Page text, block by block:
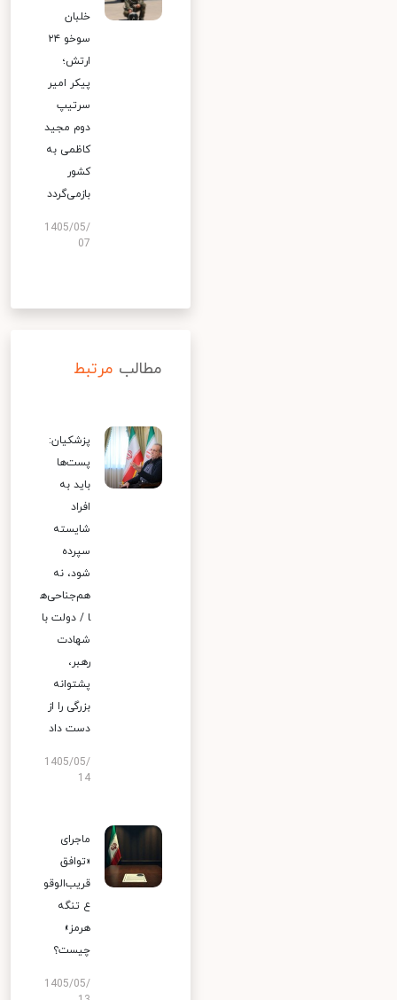
خلبان
سوخو ۲۴
ارتش؛
پیکر امیر
سرتیپ
دوم مجید
کاظمی به
کشور
بازمی‌گردد
1405/05/
07
مطالب مرتبط
پزشکیان:
پست‌ها
باید به
افراد
شایسته
سپرده
شود، نه
هم‌جناحی‌ه
ا / دولت با
شهادت
رهبر،
پشتوانه
بزرگی را از
دست داد
1405/05/
14
ماجرای
«توافق
قریب‌الوقو
ع تنگه
هرمز»
چیست؟
1405/05/